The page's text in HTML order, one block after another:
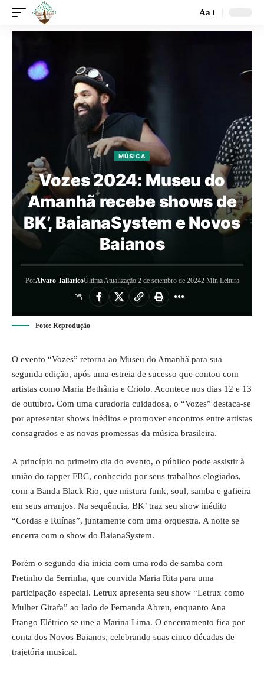
Aa
MÚSICA
Vozes 2024: Museu do
Amanhã recebe shows de
BK’, BaianaSystem e Novos
Baianos
PorAlvaro TallaricoÚltima Atualização 2 de setembro de 20242 Min Leitura
Foto: Reprodução
O evento “Vozes” retorna ao Museu do Amanhã para sua
segunda edição, após uma estreia de sucesso que contou com
artistas como Maria Bethânia e Criolo. Acontece nos dias 12 e 13
de outubro. Com uma curadoria cuidadosa, o “Vozes” destaca-se
por apresentar shows inéditos e promover encontros entre artistas
consagrados e as novas promessas da música brasileira.
A princípio no primeiro dia do evento, o público pode assistir à
união do rapper FBC, conhecido por seus trabalhos elogiados,
com a Banda Black Rio, que mistura funk, soul, samba e gafieira
em seus arranjos. Na sequência, BK’ traz seu show inédito
“Cordas e Ruínas”, juntamente com uma orquestra. A noite se
encerra com o show do BaianaSystem.
Porém o segundo dia inicia com uma roda de samba com
Pretinho da Serrinha, que convida Maria Rita para uma
participação especial. Letrux apresenta seu show “Letrux como
Mulher Girafa” ao lado de Fernanda Abreu, enquanto Ana
Frango Elétrico se une a Marina Lima. O encerramento fica por
conta dos Novos Baianos, celebrando suas cinco décadas de
trajetória musical.